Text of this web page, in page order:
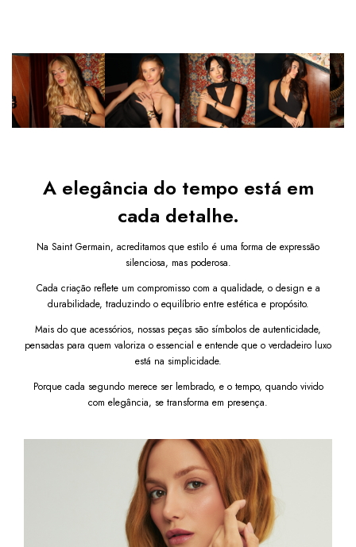
sofisticado e atemporal.
Diferenciais do produto:
Design retangularmoderno com acabamento
elegante
Pulseira em couro preto quegarante conforto
Por que comprar este Relógio Octavia Couro Preto
com Fundo Preto 23mm?
É a escolha certa para quem valoriza elegância discreta com
um toque contemporâneo. Uma peça coringa que transmite
sofisticação e combina com qualquer estilo.
Garanta já o seu Relógio Feminino Retangular Octavia
Couro Preto com Fundo Preto 23mm e complete seu
nota fiscal será enviada em até um dia útil para o seu
e-mail.
A elegância do tempo está em
cada detalhe.
Na Saint Germain, acreditamos que estilo é uma forma de expressão
silenciosa, mas poderosa.
Cada criação reflete um compromisso com a qualidade, o design e a
durabilidade, traduzindo o equilíbrio entre estética e propósito.
Mais do que acessórios, nossas peças são símbolos de autenticidade,
pensadas para quem valoriza o essencial e entende que o verdadeiro luxo
está na simplicidade.
Porque cada segundo merece ser lembrado, e o tempo, quando vivido
com elegância, se transforma em presença.